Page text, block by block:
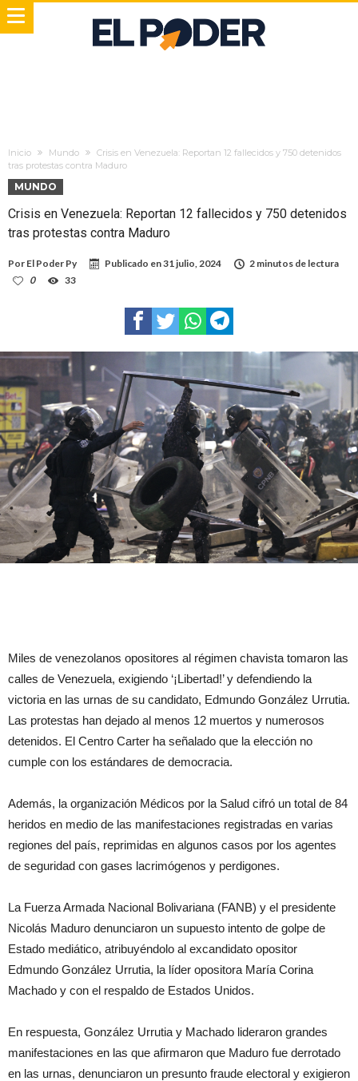
Inicio Mundo
Crisis en Venezuela: Reportan 12 fallecidos y 750 detenidos
tras protestas contra Maduro
MUNDO
Crisis en Venezuela: Reportan 12 fallecidos y 750 detenidos
tras protestas contra Maduro
Por El Poder Py Publicado en31 julio, 2024
2 minutos de lectura
0
33
Miles de venezolanos opositores al régimen chavista tomaron las
calles de Venezuela, exigiendo ‘¡Libertad!’ y defendiendo la
victoria en las urnas de su candidato, Edmundo González Urrutia.
Las protestas han dejado al menos 12 muertos y numerosos
detenidos. El Centro Carter ha señalado que la elección no
cumple con los estándares de democracia.
Además, la organización Médicos por la Salud cifró un total de 84
heridos en medio de las manifestaciones registradas en varias
regiones del país, reprimidas en algunos casos por los agentes
de seguridad con gases lacrimógenos y perdigones.
La Fuerza Armada Nacional Bolivariana (FANB) y el presidente
Nicolás Maduro denunciaron un supuesto intento de golpe de
Estado mediático, atribuyéndolo al excandidato opositor
Edmundo González Urrutia, la líder opositora María Corina
Machado y con el respaldo de Estados Unidos.
En respuesta, González Urrutia y Machado lideraron grandes
manifestaciones en las que afirmaron que Maduro fue derrotado
en las urnas, denunciaron un presunto fraude electoral y exigieron